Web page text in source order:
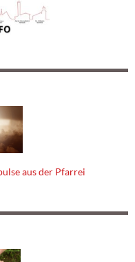
aus der Pfarrei